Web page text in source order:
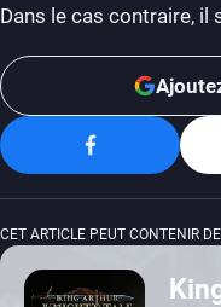
Dans le cas contraire, il
CET ARTICLE PEUT CONTENIR